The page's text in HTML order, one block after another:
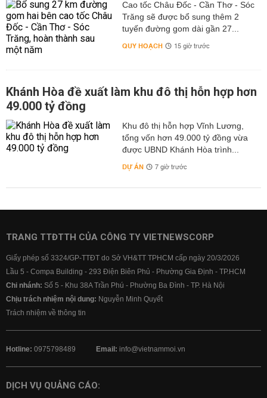
Cao tốc Châu Đốc - Cần Thơ - Sóc
Trăng sẽ được bổ sung thêm 2
tuyến đường gom dài gần 27...
QUY HOẠCH 15 giờ trước
Khánh Hòa đề xuất làm khu đô thị hỗn hợp hơn
49.000 tỷ đồng
Khu đô thị hỗn hợp Vĩnh Lương,
tổng vốn hơn 49.000 tỷ đồng vừa
được UBND Khánh Hòa trình...
DỰ ÁN 7 giờ trước
TRANG TTĐTTH CỦA CÔNG TY VIETNEWSCORP
Giấy phép số 3324/GP-TTĐT do Sở VH&TT TPHCM cấp ngày 20/3/2026
Lầu 5 - Compa Building - 293 Điện Biên Phủ - Phường Gia Định - TP.HCM
Chi nhánh: Số 5 - Khu 38A Trần Phú - Phường Ba Đình - TP. Hà Nội
Chịu trách nhiệm nội dung: Nguyễn Minh Quyết
Trách nhiệm về thông tin
Hotline: 0975798489 Email: info@vietnammoi.vn
DỊCH VỤ QUẢNG CÁO: